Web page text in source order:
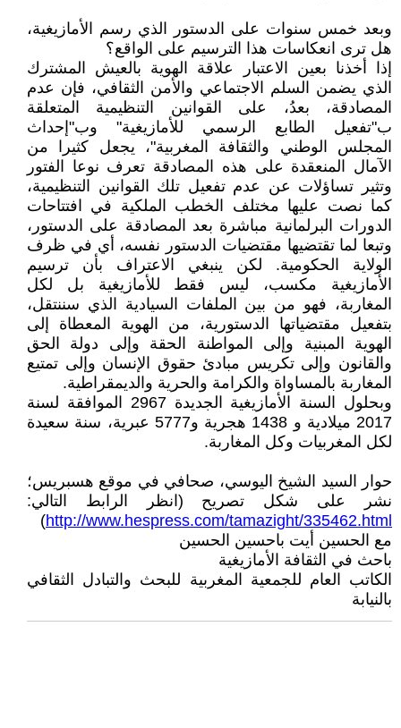
وبعد خمس سنوات على الدستور الذي رسم الأمازيغية،
هل ترى انعكاسات هذا الترسيم على الواقع؟
إذا أخذنا بعين الاعتبار علاقة الهوية بالعيش المشترك
الذي يضمن السلم الاجتماعي والأمن الثقافي، فإن عدم
المصادقة، بعدُ، على القوانين التنظيمية المتعلقة
ب"تفعيل الطابع الرسمي للأمازيغية" وب"إحداث
المجلس الوطني والثقافة المغربية"، يجعل كثيرا من
الآمال المنعقدة على هذه المصادقة تعرف نوعا الفتور
وتثير تساؤلات عن عدم تفعيل تلك القوانين التنظيمية،
كما نصت عليها مختلف الخطب الملكية في افتتاحات
الدورات البرلمانية مباشرة بعد المصادقة على الدستور،
وتبعا لما تقتضيها مقتضيات الدستور نفسه، أي في ظرف
الولاية الحكومية. لكن ينبغي الاعتراف بأن ترسيم
الأمازيغية مكسب، ليس فقط للأمازيغية بل لكل
المغاربة، فهو من بين الملفات السيادية الذي سننتقل،
بتفعيل مقتضياتها الدستورية، من الهوية المعطاة إلى
الهوية المبنية وإلى المواطنة الحقة وإلى دولة الحق
والقانون وإلى تكريس مبادئ حقوق الإنسان وإلى تمتيع
المغاربة بالمساواة والكرامة والحرية والديمقراطية.
وبحلول السنة الأمازيغية الجديدة 2967 الموافقة لسنة
2017 ميلادية و 1438 هجرية و5777 عبرية، سنة سعيدة
لكل المغربيات وكل المغاربة.
حوار السيد الشيخ اليوسي، صحافي في موقع هسبريس؛
نشر على شكل تصريح (انظر الرابط التالي:
http://www.hespress.com/tamazight/335462.html
)
مع الحسين أيت باحسين الحسين
باحث في الثقافة الأمازيغية
الكاتب العام للجمعية المغربية للبحث والتبادل الثقافي
بالنيابة